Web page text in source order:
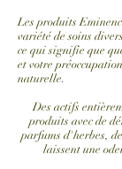
Les produits
variété de soins
ce qui signifie que
et votre
naturelle.
Des actifs
produits avec de
parfums d'herbes,
laissent une